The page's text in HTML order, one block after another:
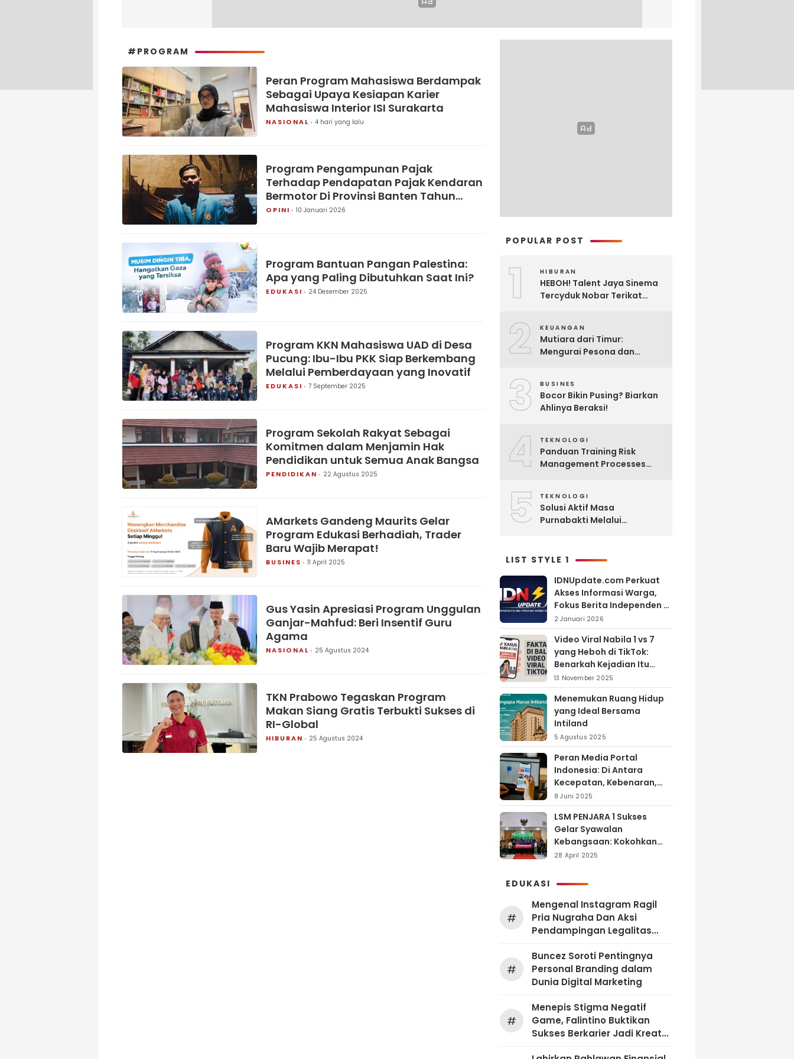
#PROGRAM
Peran Program Mahasiswa Berdampak
Sebagai Upaya Kesiapan Karier
Mahasiswa Interior ISI Surakarta
NASIONAL 4 hari yang lalu
Program Pengampunan Pajak
Terhadap Pendapatan Pajak Kendaran
Bermotor Di Provinsi Banten Tahun
2025
OPINI 10 Januari 2026
Program Bantuan Pangan Palestina:
Apa yang Paling Dibutuhkan Saat Ini?
EDUKASI 24 Desember 2025
Program KKN Mahasiswa UAD di Desa
Pucung: Ibu-Ibu PKK Siap Berkembang
Melalui Pemberdayaan yang Inovatif
EDUKASI 7 September 2025
Program Sekolah Rakyat Sebagai
Komitmen dalam Menjamin Hak
Pendidikan untuk Semua Anak Bangsa
PENDIDIKAN 22 Agustus 2025
AMarkets Gandeng Maurits Gelar
Program Edukasi Berhadiah, Trader
Baru Wajib Merapat!
BUSINES 11 April 2025
Gus Yasin Apresiasi Program Unggulan
Ganjar-Mahfud: Beri Insentif Guru
Agama
NASIONAL 25 Agustus 2024
TKN Prabowo Tegaskan Program
Makan Siang Gratis Terbukti Sukses di
RI-Global
HIBURAN 25 Agustus 2024
POPULAR POST
1 HIBURAN
HEBOH! Talent Jaya Sinema
Tercyduk Nobar Terikat
2 KEUANGAN
Mutiara dari Timur:
Mengurai Pesona dan
3 BUSINES
Bocor Bikin Pusing? Biarkan
Ahlinya Beraksi!
4 TEKNOLOGI
Panduan Training Risk
Management Processes
Terlengkap
5 TEKNOLOGI
Solusi Aktif Masa
Purnabakti Melalui
LIST STYLE 1
IDNUpdate.com Perkuat
Akses Informasi Warga,
Fokus Berita Independen di
Kabupaten Banyuasin
2 Januari 2026
Video Viral Nabila 1 vs 7
yang Heboh di TikTok:
Benarkah Kejadian Itu
Nyata?
13 November 2025
Menemukan Ruang Hidup
yang Ideal Bersama
Intiland
5 Agustus 2025
Peran Media Portal
Indonesia: Di Antara
Kecepatan, Kebenaran,
dan Tanggung Jawab
8 Juni 2025
LSM PENJARA 1 Sukses
Gelar Syawalan
Kebangsaan: Kokohkan
Tekad Melawan Korupsi
28 April 2025
EDUKASI
#
Mengenal Instagram Ragil
Pria Nugraha Dan Aksi
Pendampingan Legalitas
#
‎Buncez Soroti Pentingnya
Personal Branding dalam
Dunia Digital Marketing
#
Menepis Stigma Negatif
Game, Falintino Buktikan
Sukses Berkarier Jadi Kreator